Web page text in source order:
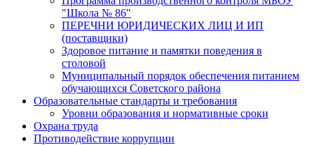
"Школа № 86"
ПЕРЕЧНИ ЮРИДИЧЕСКИХ ЛИЦ И ИП
(поставщики)
Здоровое питание и памятки поведения в
столовой
Муниципальный порядок обеспечения питанием
обучающихся Советского района
Образовательные стандарты и требования
Уровни образования и нормативные сроки
Охрана труда
Противодействие коррупции